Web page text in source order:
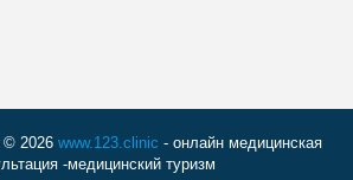
© 2026 www.123.clinic - онлайн медицинская
-медицинский туризм